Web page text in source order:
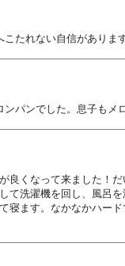
れない自信があり
パンでした。息子もメ
くなって来ました！
洗濯機を回し、風呂
ます。なかなかハー